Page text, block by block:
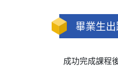
畢業生
成功完成課程